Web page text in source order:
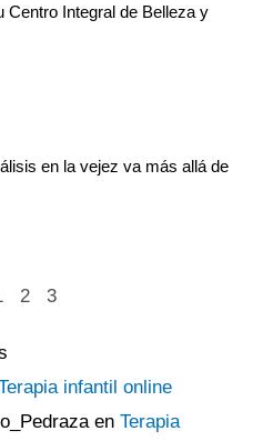
Centro Integral de Belleza y
en la vejez va más allá de
2 3
infantil online
en Terapia